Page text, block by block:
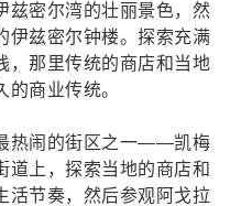
兹密尔湾的壮丽景色，然
伊兹密尔钟楼。探索充满
，那里传统的商店和当地
商业传统。
热闹的街区之一——凯梅
道上，探索当地的商店和
活节奏，然后参观阿戈拉